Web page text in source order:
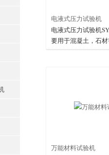
电液式压力试验机
电液式压力试验机
要用于混凝土，石
他材料的抗压强度
万能材料试验机